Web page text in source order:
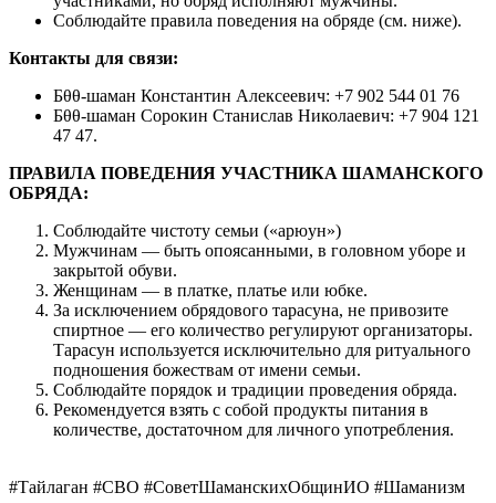
Соблюдайте правила поведения на обряде (см. ниже).
Контакты для связи:
Бθθ-шаман Константин Алексеевич: +7 902 544 01 76
Бθθ-шаман Сорокин Станислав Николаевич: +7 904 121
47 47.
ПРАВИЛА ПОВЕДЕНИЯ УЧАСТНИКА ШАМАНСКОГО
ОБРЯДА:
Соблюдайте чистоту семьи («арюун»)
Мужчинам — быть опоясанными, в головном уборе и
закрытой обуви.
Женщинам — в платке, платье или юбке.
За исключением обрядового тарасуна, не привозите
спиртное — его количество регулируют организаторы.
Тарасун используется исключительно для ритуального
подношения божествам от имени семьи.
Соблюдайте порядок и традиции проведения обряда.
Рекомендуется взять с собой продукты питания в
количестве, достаточном для личного употребления.
#Тайлаган #СВО #СоветШаманскихОбщинИО #Шаманизм